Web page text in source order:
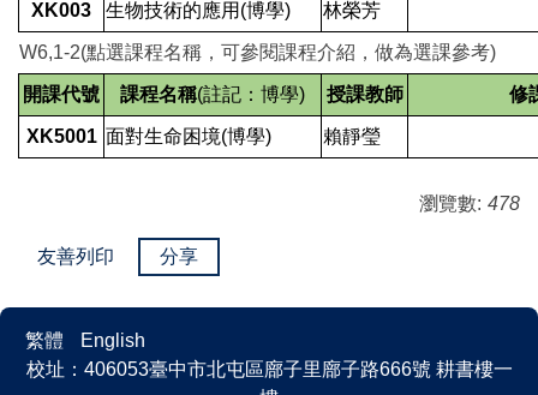
XK003 生物技術的應用(博學) 林榮芳
W6,1-2(點選課程名稱，可參閱課程介紹，做為選課參考)
開課代號 課程名稱(註記：博學) 授課教師 修
XK5001 面對生命困境(博學) 賴靜瑩
瀏覽數: 478
友善列印 分享
繁體
English
校址：406053臺中市北屯區廍子里廍子路666號 耕書樓一